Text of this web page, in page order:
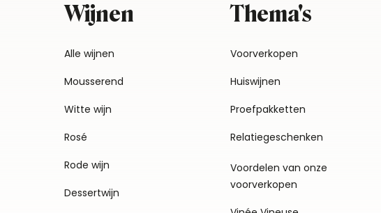
Wijnen
Alle wijnen
Mousserend
Witte wijn
Rosé
Rode wijn
Dessertwijn
Thema's
Voorverkopen
Huiswijnen
Proefpakketten
Relatiegeschenken
Voordelen van onze
voorverkopen